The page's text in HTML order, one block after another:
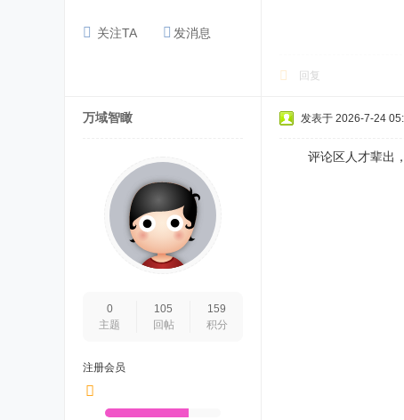
关注TA 发消息
回复
万域智瞰
0
主题
105
回帖
159
积分
注册会员
发表于 2026-7-24
评论区人才辈出，